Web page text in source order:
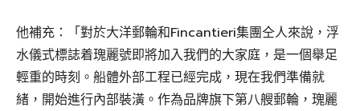
他補充：「對於大洋郵輪和Fincantieri集團仝人來說，浮
水儀式標誌着瑰麗號即將加入我們的大家庭，是一個舉足
輕重的時刻。船體外部工程已經完成，現在我們準備就
緒，開始進行內部裝潢。作為品牌旗下第八艘郵輪，瑰麗